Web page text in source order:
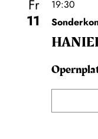
Fr
11
19:30